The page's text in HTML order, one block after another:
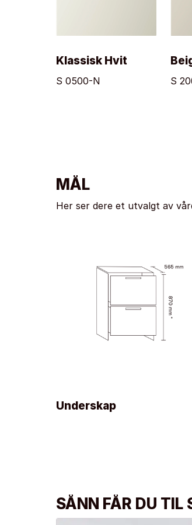
Klassisk Hvit
S 0500-N S
MÅL
Her ser dere et utvalgt av
Underskap
SÅNN FÅR DU TIL